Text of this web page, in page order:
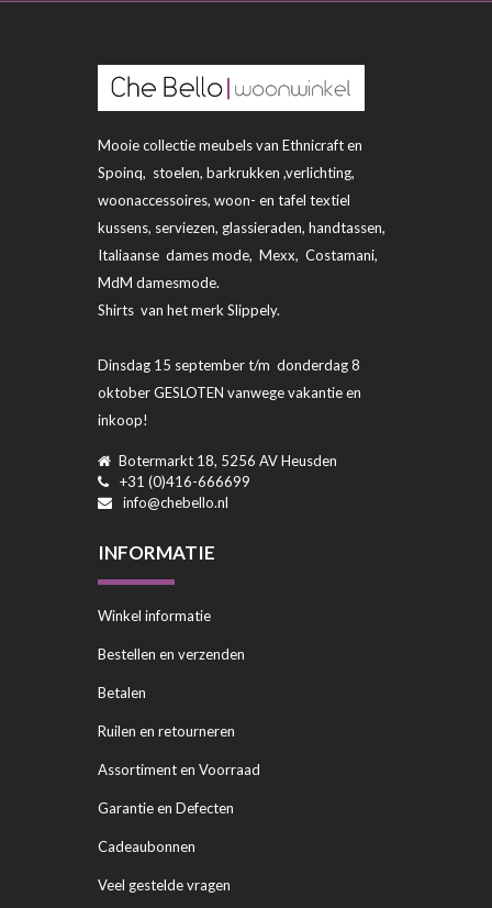
Mooie collectie meubels van Ethnicraft en
Spoinq, stoelen, barkrukken ,verlichting,
woonaccessoires, woon- en tafel textiel
kussens, serviezen, glassieraden, handtassen,
Italiaanse dames mode, Mexx, Costamani,
MdM damesmode.
Shirts van het merk Slippely.
Dinsdag 15 september t/m donderdag 8
oktober GESLOTEN vanwege vakantie en
inkoop!
Botermarkt 18, 5256 AV Heusden
+31 (0)416-666699
info@chebello.nl
INFORMATIE
Winkel informatie
Bestellen en verzenden
Betalen
Ruilen en retourneren
Assortiment en Voorraad
Garantie en Defecten
Cadeaubonnen
Veel gestelde vragen